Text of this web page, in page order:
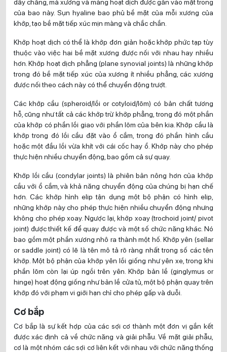
dây chằng, mà xương và màng hoạt dịch được gắn vào mặt trong
của bao này. Sụn hyaline bao phủ bề mặt của mỗi xương của
khớp, tạo bề mặt tiếp xúc mịn màng và chắc chắn.
Khớp hoạt dịch có thể là khớp đơn giản hoặc khớp phức tạp tùy
thuộc vào việc hai bề mặt xương được nối với nhau hay nhiều
hơn. Khớp hoạt dịch phẳng (plane synovial joints) là những khớp
trong đó bề mặt tiếp xúc của xương ít nhiều phẳng, các xương
được nối theo cách này có thể chuyển động trượt.
Các khớp cầu (spheroid/lồi or cotyloid/lõm) có bản chất tương
hỗ, cũng như tất cả các khớp trừ khớp phẳng, trong đó một phần
của khớp có phần lồi giao với phần lõm của bên kia. Khớp cầu là
khớp trong đó lồi cầu đặt vào ổ cắm, trong đó phần hình cầu
hoặc một đầu lồi vừa khít với cái cốc hay ổ. Khớp này cho phép
thực hiện nhiều chuyển động, bao gồm cả sự quay.
Khớp lồi cầu (condylar joints) là phiên bản nông hơn của khớp
cầu với ổ cắm, và khả năng chuyển động của chúng bị hạn chế
hơn. Các khớp hình elip tận dụng một bộ phận có hình elip,
những khớp này cho phép thực hiện nhiều chuyển động nhưng
không cho phép xoay. Ngược lại, khớp xoay (trochoid joint/ pivot
joint) được thiết kế để quay được và một số chức năng khác. Nó
bao gồm một phần xương nhô ra thành một hố. Khớp yên (sellar
or saddle joint) có lẽ là tên mô tả rõ ràng nhất trong số các tên
khớp. Một bộ phận của khớp yên lồi giống như yên xe, trong khi
phần lõm còn lại úp ngồi trên yên. Khớp bản lề (ginglymus or
hinge) hoạt động giống như bản lề cửa tủ, một bộ phận quay trên
khớp đó với phạm vi giới hạn chỉ cho phép gấp và duỗi.
Cơ bắp
Cơ bắp là sự kết hợp của các sợi cơ thành một đơn vị gắn kết
được xác định cả về chức năng và giải phẫu. Về mặt giải phẫu,
cơ là một nhóm các sợi cơ liên kết với nhau với chức năng thống